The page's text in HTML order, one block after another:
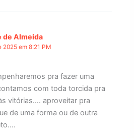
de Almeida
em 8:21 PM
pra fazer uma
com toda torcida pra
vitórias…. aproveitar pra
de uma forma ou de outra